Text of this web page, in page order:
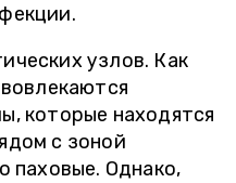
узлов. Как
которые находятся
с зоной
паховые. Однако,